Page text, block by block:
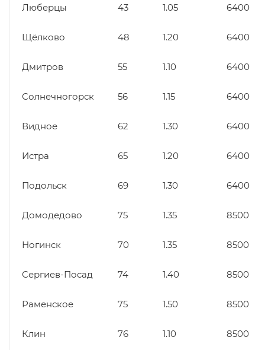
Люберцы 43 1.05 6400
Щёлково 48 1.20 6400
Дмитров 55 1.10 6400
Солнечногорск 56 1.15 6400
Видное 62 1.30 6400
Истра 65 1.20 6400
Подольск 69 1.30 6400
Домодедово 75 1.35 8500
Ногинск 70 1.35 8500
Сергиев-Посад 74 1.40 8500
Раменское 75 1.50 8500
Клин 76 1.10 8500